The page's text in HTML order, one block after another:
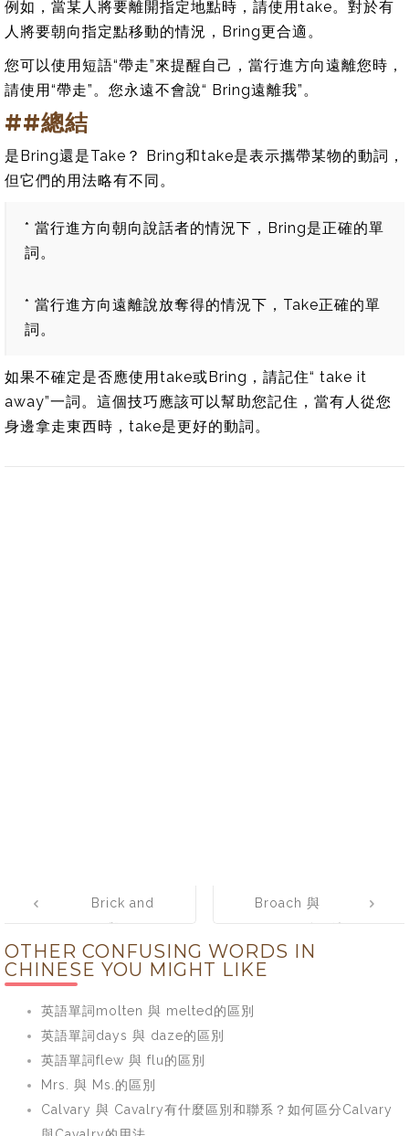
例如，當某人將要離開指定地點時，請使用take。對於有
人將要朝向指定點移動的情況，Bring更合適。
您可以使用短語“帶走”來提醒自己，當行進方向遠離您時，
請使用“帶走”。您永遠不會說“ Bring遠離我”。
##總結
是Bring還是Take？ Bring和take是表示攜帶某物的動詞，
但它們的用法略有不同。
* 當行進方向朝向說話者的情況下，Bring是正確的單
詞。
* 當行進方向遠離說放奪得的情況下，Take正確的單
詞。
如果不確定是否應使用take或Bring，請記住“ take it
away”一詞。這個技巧應該可以幫助您記住，當有人從您
身邊拿走東西時，take是更好的動詞。
navigation
Brick and
and Morter
Broach 與
楚？談一談
Broach與
OTHER CONFUSING WORDS IN
CHINESE YOU MIGHT LIKE
英語單詞molten 與 melted的區別
英語單詞days 與 daze的區別
英語單詞flew 與 flu的區別
Mrs. 與 Ms.的區別
Calvary 與 Cavalry有什麼區別和聯系？如何區分Calvary